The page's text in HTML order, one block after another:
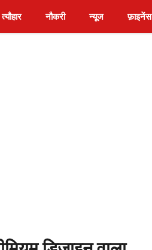
त्यौहार नौकरी न्यूज फ़ाइनेंस